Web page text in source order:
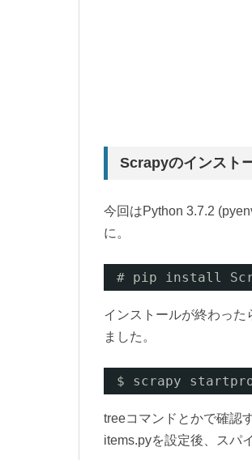
Scrapyのインスト
今回はPython 3.7.2
に。
# pip install
インストールが終わっ
ました。
$ scrapy
treeコマンドとかで確認
items.pyを設定後、スパ